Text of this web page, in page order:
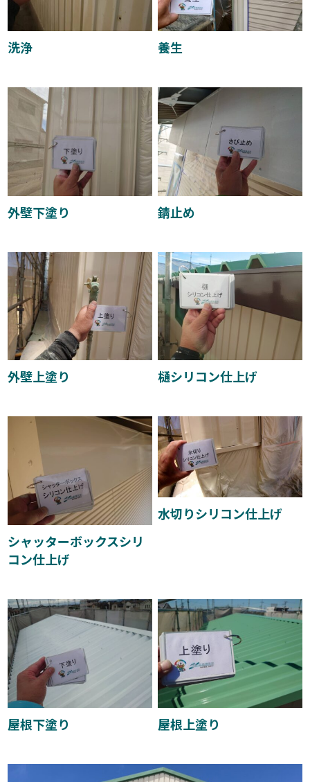
洗浄 養生
外壁下塗り 錆止め
外壁上塗り 樋シリコン仕上げ
シャッターボックスシリ
コン仕上げ
水切りシリコン仕上げ
屋根下塗り 屋根上塗り